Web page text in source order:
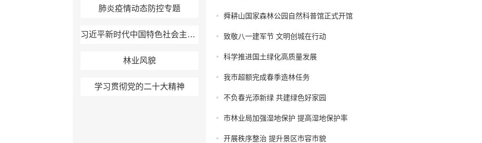
肺炎疫情动态防控专题
习近平新时代中国特色社会主义思想
林业风貌
学习贯彻党的二十大精神
舜耕山国家森林公园自然科普馆正式开馆
致敬八一建军节 文明创城在行动
科学推进国土绿化高质量发展
我市超额完成春季造林任务
不负春光添新绿 共建绿色好家园
市林业局加强湿地保护 提高湿地保护率
开展秩序整治 提升景区市容市貌